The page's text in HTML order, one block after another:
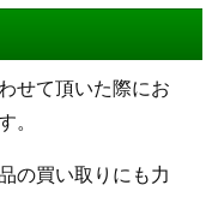
せて頂いた際にお
。
の買い取りにも力